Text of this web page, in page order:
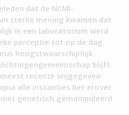
dat de NCMI-
sterke mening kwamen dat
in een laboratorium werd
perceptie tot op de dag
hoogstwaarschijnlijk
blijft
recente vrijgegeven
alle instanties het erover
genetisch gemanipuleerd